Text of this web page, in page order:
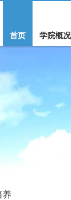
首页 学院概况
养